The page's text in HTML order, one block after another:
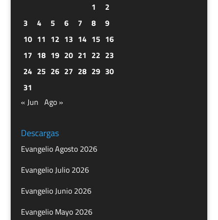
1
2
3
4 5 6 7 8
9
10 11 12 13 14 15 16
17 18 19 20 21 22 23
24 25 26 27 28 29 30
31
« Jun Ago »
Descargas
Evangelio Agosto 2026
Evangelio Julio 2026
Evangelio Junio 2026
Evangelio Mayo 2026